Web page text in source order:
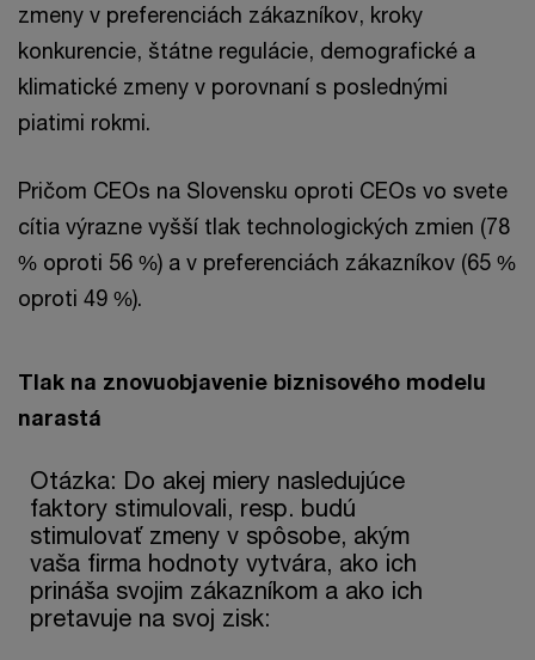
zmeny v preferenciách zákazníkov, kroky
konkurencie, štátne regulácie, demografické a
klimatické zmeny v porovnaní s poslednými
piatimi rokmi.
Pričom CEOs na Slovensku oproti CEOs vo svete
cítia výrazne vyšší tlak technologických zmien (78
% oproti 56 %) a v preferenciách zákazníkov (65 %
oproti 49 %).
Tlak na znovuobjavenie biznisového modelu
narastá
Otázka: Do akej miery nasledujúce faktory stimulovali,
Bar chart with 2 data series.
The chart has 1 X axis displaying categories.
The chart has 1 Y axis displaying values. Range: 0 to 80.
Otázka: Do akej miery nasledujúce
faktory stimulovali, resp. budú
stimulovať zmeny v spôsobe, akým
vaša firma hodnoty vytvára, ako ich
prináša svojim zákazníkom a ako ich
pretavuje na svoj zisk: